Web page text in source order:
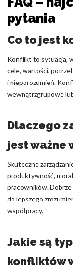
pytania
Co to jest
Konflikt to sytuacja,
cele, wartości,
i nieporozumień.
wewnątrzgrupowe
Dlaczego
jest ważne
Skuteczne
produktywność,
pracowników.
do lepszego
współpracy.
Jakie są
konfliktów